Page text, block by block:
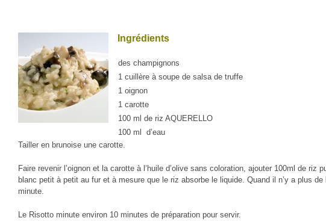
Ingrédients
des champignons
1 cuillère à soupe de salsa de truffe
1 oignon
1 carotte
100 ml de riz AQUERELLO
100 ml d’eau
Tailler en brunoise une carotte.
Faire revenir l’oignon et la carotte à l’huile d’olive sans coloration, ajouter 100ml de
blanc petit à petit au fur et à mesure que le riz absorbe le liquide. Quand il n’y a plus
minute.
Le Risotto minute environ 10 minutes de préparation pour servir.